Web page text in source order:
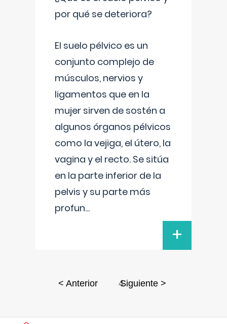
por qué se deteriora?
El suelo pélvico es un
conjunto complejo de
músculos, nervios y
ligamentos que en la
mujer sirven de sostén a
algunos órganos pélvicos
como la vejiga, el útero, la
vagina y el recto. Se sitúa
en la parte inferior de la
pelvis y su parte más
profun...
+
< Anterior 4
Siguiente >